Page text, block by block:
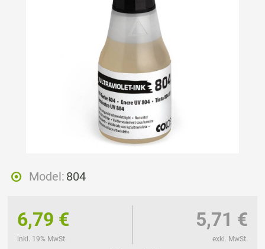
Model: 804
6,79 €
inkl. 19% MwSt.
5,71 €
exkl. MwSt.